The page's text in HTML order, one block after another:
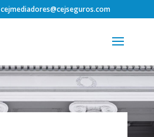
cejmediadores@cejseguros.com